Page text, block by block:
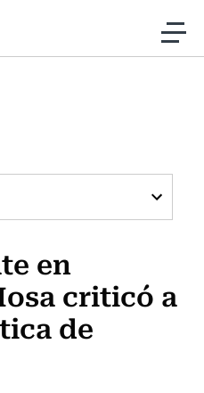
al contenido
Usach
en
criticó a
de